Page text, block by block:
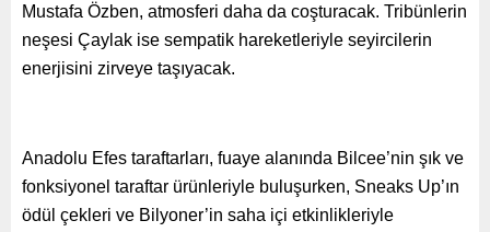
Mustafa Özben, atmosferi daha da coşturacak. Tribünlerin
neşesi Çaylak ise sempatik hareketleriyle seyircilerin
enerjisini zirveye taşıyacak.
Anadolu Efes taraftarları, fuaye alanında Bilcee’nin şık ve
fonksiyonel taraftar ürünleriyle buluşurken, Sneaks Up’ın
ödül çekleri ve Bilyoner’in saha içi etkinlikleriyle